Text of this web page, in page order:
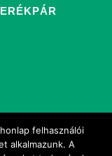
felhasználói
alkalmazunk. A